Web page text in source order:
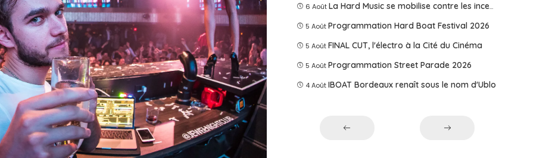
6 Août La Hard Music se mobilise contre les incendies
5 Août Programmation Hard Boat Festival 2026
5 Août FINAL CUT, l'électro à la Cité du Cinéma
5 Août Programmation Street Parade 2026
4 Août IBOAT Bordeaux renaît sous le nom d'Ublo